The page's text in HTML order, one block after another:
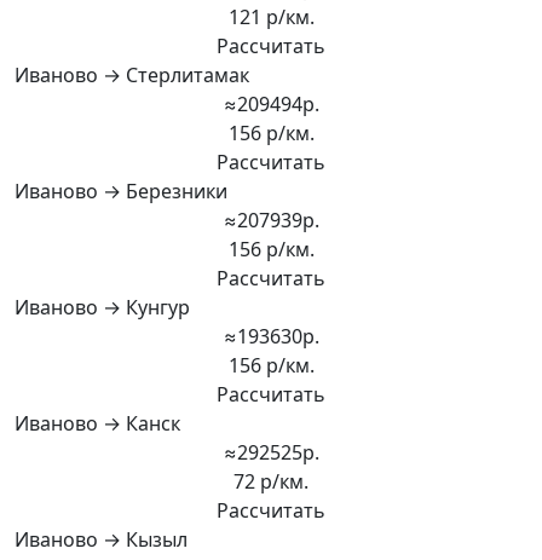
121 р/км.
Рассчитать
Иваново → Стерлитамак
≈209494р.
156 р/км.
Рассчитать
Иваново → Березники
≈207939р.
156 р/км.
Рассчитать
Иваново → Кунгур
≈193630р.
156 р/км.
Рассчитать
Иваново → Канск
≈292525р.
72 р/км.
Рассчитать
Иваново → Кызыл